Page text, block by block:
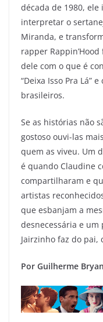
década de 1980, ele
interpretar o
Miranda, e
rapper
dele com o que é
“Deixa Isso Pra Lá”
brasileiros.
Se as histórias não
gostoso ouvi-las
quem as viveu. Um
é quando Claudine
compartilharam e
artistas
que esbanjam a
desnecessária e um
Jairzinho faz do pai,
Por Guilherme Bryan